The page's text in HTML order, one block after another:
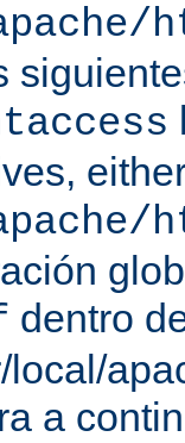
dentro
a